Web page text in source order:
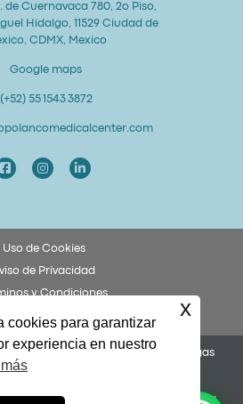
de Cuernavaca 780, 2o Piso,
Hidalgo, 11529 Ciudad de
CDMX, Mexico
Google maps
(+52) 55 1543 3872
Uso de Cookies
de Privacidad
y Condiciones
Obligaciones del Paciente
Dr. Federico Ulises Villegas
Cédula 8873972.
Center y Alto Grado Lab Dental son una
cookies para garantizar
experiencia en nuestro
x